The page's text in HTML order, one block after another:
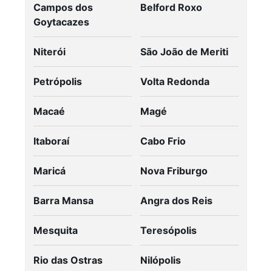
Campos dos
Goytacazes
Belford Roxo
Niterói São João de Meriti
Petrópolis Volta Redonda
Macaé Magé
Itaboraí Cabo Frio
Maricá Nova Friburgo
Barra Mansa Angra dos Reis
Mesquita Teresópolis
Rio das Ostras Nilópolis